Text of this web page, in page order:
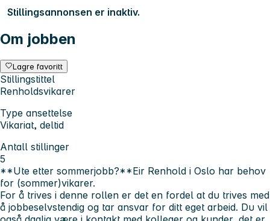
Stillingsannonsen er inaktiv.
Om jobben
Lagre favoritt
Stillingstittel
Renholdsvikarer
Type ansettelse
Vikariat, deltid
Antall stillinger
5
**Ute etter sommerjobb?**Eir Renhold i Oslo har behov
for (sommer)vikarer.
For å trives i denne rollen er det en fordel at du trives med
å jobbeselvstendig og tar ansvar for ditt eget arbeid. Du vil